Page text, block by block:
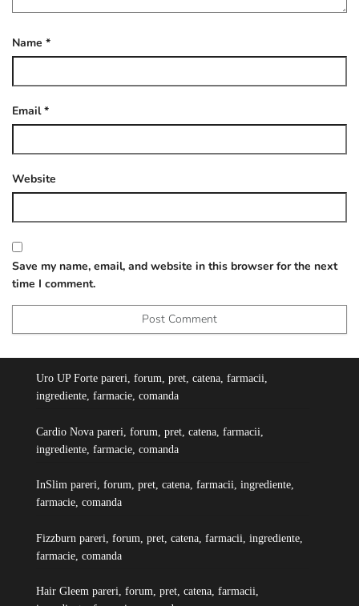
Name *
Email*
Website
Save my name, email, and website in this browser for the next
time I comment.
Uro UP Forte pareri, forum, pret, catena, farmacii,
ingrediente, farmacie, comanda
Cardio Nova pareri, forum, pret, catena, farmacii,
ingrediente, farmacie, comanda
InSlim pareri, forum, pret, catena, farmacii, ingrediente,
farmacie, comanda
Fizzburn pareri, forum, pret, catena, farmacii, ingrediente,
farmacie, comanda
Hair Gleem pareri, forum, pret, catena, farmacii,